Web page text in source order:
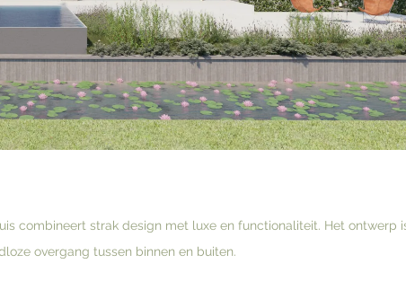
combineert strak design met luxe en functionaliteit. Het ontwerp
overgang tussen binnen en buiten.